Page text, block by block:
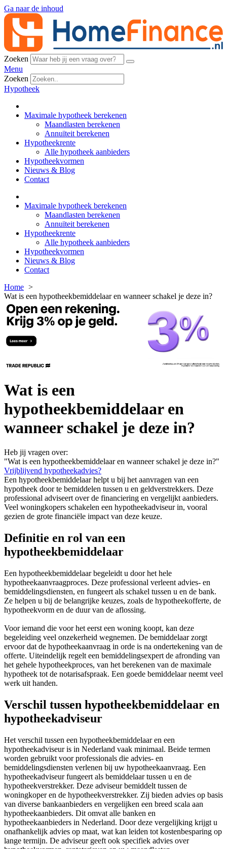
Ga naar de inhoud
Zoeken
Menu
Zoeken
Hypotheek
Maximale hypotheek berekenen
Maandlasten berekenen
Annuïteit berekenen
Hypotheekrente
Alle hypotheek aanbieders
Hypotheekvormen
Nieuws & Blog
Contact
Maximale hypotheek berekenen
Maandlasten berekenen
Annuïteit berekenen
Hypotheekrente
Alle hypotheek aanbieders
Hypotheekvormen
Nieuws & Blog
Contact
Home
Wat is een hypotheekbemiddelaar en wanneer schakel je deze in?
Wat is een
hypotheekbemiddelaar en
wanneer schakel je deze in?
Heb jij vragen over:
"Wat is een hypotheekbemiddelaar en wanneer schakel je deze in?"
Vrijblijvend hypotheekadvies?
Een hypotheekbemiddelaar helpt u bij het aanvragen van een
hypotheek door te bemiddelen tussen u en geldverstrekkers. Deze
professional adviseert over de financiering en vergelijkt aanbieders.
Veel woningkopers schakelen een hypotheekadviseur in, vooral
gezien de grote financiële impact van deze keuze.
Definitie en rol van een
hypotheekbemiddelaar
Een hypotheekbemiddelaar begeleidt u door het hele
hypotheekaanvraagproces. Deze professional verleent advies- en
bemiddelingsdiensten, en fungeert als schakel tussen u en de bank.
Ze helpen u bij de belangrijke keuzes, zoals de hypotheekofferte, de
hypotheekvorm en de duur van de aflossing.
Voor iemand die voor het eerst een woning koopt, kan deze
begeleiding veel onzekerheid wegnemen. De bemiddelaar zorgt
ervoor dat de hypotheekaanvraag in orde is na ondertekening van de
offerte. Uiteindelijk regelt een bemiddelingsexpert de afronding van
het gehele hypotheekproces, van het berekenen van de maximale
hypotheek tot de notarisafspraak. Een goede bemiddelaar neemt veel
werk uit handen.
Verschil tussen hypotheekbemiddelaar en
hypotheekadviseur
Het verschil tussen een hypotheekbemiddelaar en een
hypotheekadviseur is in Nederland vaak minimaal. Beide termen
worden gebruikt voor professionals die advies- en
bemiddelingsdiensten verlenen bij uw hypotheekaanvraag. Een
hypotheekadviseur fungeert als bemiddelaar tussen u en de
hypotheekverstrekker. Deze adviseur bemiddelt tussen de
woningkoper en de hypotheekverstrekker. Zij bieden advies op basis
van diverse bankaanbieders en vergelijken een breed scala aan
hypotheekaanbieders. Dit omvat alle banken en
hypotheekaanbieders in Nederland. Door deze vergelijking krijgt u
onafhankelijk advies op maat, wat kan leiden tot kostenbesparing op
lange termijn. De adviseur geeft ook specifiek advies over